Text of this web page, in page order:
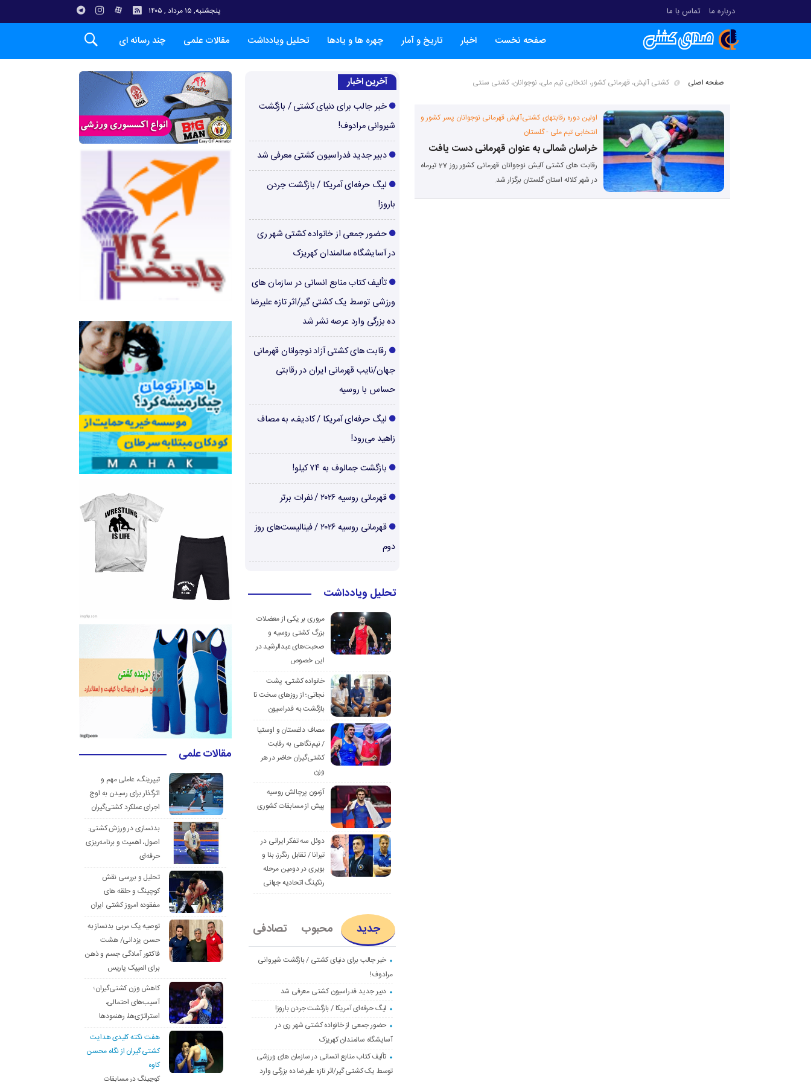
درباره ما تماس با ما پنجشنبه, ۱۵ مرداد , ۱۴۰۵
صفحه نخست اخبار تاریخ و آمار چهره ها و یادها تحلیل ویادداشت مقالات علمی چند رسانه ای
صفحه اصلی کشتی آلیش، قهرمانی کشور، انتخابی تیم ملی، نوجوانان، کشتی سنتی
اولین دوره رقابتهای کشتی‌آلیش قهرمانی نوجوانان پسر کشور و
انتخابی تیم ملی - گلستان
خراسان شمالی به عنوان قهرمانی دست یافت
رقابت های کشتی آلیش نوجوانان قهرمانی کشور روز 27 تیرماه
در شهر کلاله استان گلستان برگزار شد.
آخرین اخبار
خبر جالب برای دنیای کشتی / بازگشت
شیروانی مرادوف!
دبیر جدید فدراسیون کشتی معرفی شد
لیگ حرفه‌ای آمریکا / بازگشت جردن
باروز!
حضور جمعی از خانواده کشتی شهر ری
در آسایشگاه سالمندان کهریزک
تألیف کتاب منابع انسانی در سازمان های
ورزشی توسط یک کشتی گیر/اثر تازه علیرضا
ده بزرگی وارد عرصه نشر شد
رقابت های کشتی آزاد نوجوانان قهرمانی
جهان/نایب قهرمانی ایران در رقابتی
حساس با روسیه
لیگ حرفه‌ای آمریکا / کادیف، به مصاف
زاهید می‌رود!
بازگشت جمالوف به ۷۴ کیلو!
قهرمانی روسیه ۲۰۲۶ / نفرات برتر
قهرمانی روسیه ۲۰۲۶ / فینالیست‌های روز
دوم
تحلیل ویادداشت
مروری بر یکی از معضلات
بزرگ کشتی روسیه و
صحبت‌های عبدالرشید در
این خصوص
خانواده کشتی، پشت
نجاتی؛ از روزهای سخت تا
بازگشت به فدراسیون
مصاف داغستان و اوستیا
/ نیم‌نگاهی به رقابت
کشتی‌گیران حاضر در هر
وزن
آزمون پرچالش روسیه
پیش از مسابقات کشوری
دوئل سه تفکر ایرانی در
تیرانا / تقابل رنگرز، بنا و
بویری در دومین مرحله
رنکینگ اتحادیه جهانی
جدید محبوب تصادفی
خبر جالب برای دنیای کشتی / بازگشت شیروانی
مرادوف!
دبیر جدید فدراسیون کشتی معرفی شد
لیگ حرفه‌ای آمریکا / بازگشت جردن باروز!
حضور جمعی از خانواده کشتی شهر ری در
آسایشگاه سالمندان کهریزک
تألیف کتاب منابع انسانی در سازمان های ورزشی
توسط یک کشتی گیر/اثر تازه علیرضا ده بزرگی وارد
مقالات علمی
تیپرینگ، عاملی مهم و
اثرگذار برای رسیدن به اوج
اجرای عملکرد کشتی‌گیران
بدنسازی در ورزش کشتی:
اصول، اهمیت و برنامه‌ریزی
حرفه‌ای
تحلیل و بررسی نقش
کوچینگ و حلقه های
مفقوده امروز کشتی ایران
توصیه یک مربی بدنساز به
حسن یزدانی/ هشت
فاکتور آمادگی جسم و ذهن
برای المپیک پاریس
کاهش وزن کشتی‌گیران؛
آسیب‌های احتمالی،
استراتژی‌ها، رهنمودها
هفت نکته کلیدی هدایت
کشتی گیران از نگاه محسن
کاوه
کوچینگ در مسابقات